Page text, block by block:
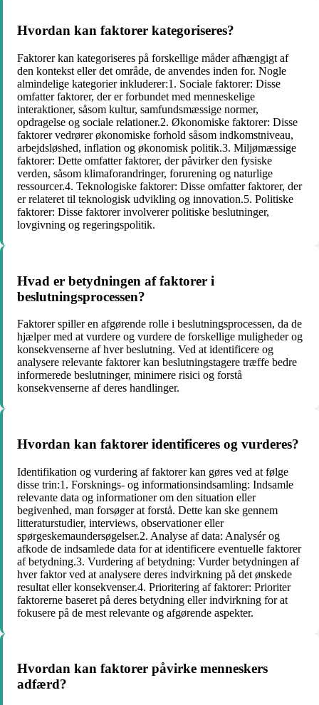
Hvordan kan faktorer kategoriseres?
Faktorer kan kategoriseres på forskellige måder afhængigt af
den kontekst eller det område, de anvendes inden for. Nogle
almindelige kategorier inkluderer:1. Sociale faktorer: Disse
omfatter faktorer, der er forbundet med menneskelige
interaktioner, såsom kultur, samfundsmæssige normer,
opdragelse og sociale relationer.2. Økonomiske faktorer: Disse
faktorer vedrører økonomiske forhold såsom indkomstniveau,
arbejdsløshed, inflation og økonomisk politik.3. Miljømæssige
faktorer: Dette omfatter faktorer, der påvirker den fysiske
verden, såsom klimaforandringer, forurening og naturlige
ressourcer.4. Teknologiske faktorer: Disse omfatter faktorer, der
er relateret til teknologisk udvikling og innovation.5. Politiske
faktorer: Disse faktorer involverer politiske beslutninger,
lovgivning og regeringspolitik.
Hvad er betydningen af faktorer i
beslutningsprocessen?
Faktorer spiller en afgørende rolle i beslutningsprocessen, da de
hjælper med at vurdere og vurdere de forskellige muligheder og
konsekvenserne af hver beslutning. Ved at identificere og
analysere relevante faktorer kan beslutningstagere træffe bedre
informerede beslutninger, minimere risici og forstå
konsekvenserne af deres handlinger.
Hvordan kan faktorer identificeres og vurderes?
Identifikation og vurdering af faktorer kan gøres ved at følge
disse trin:1. Forsknings- og informationsindsamling: Indsamle
relevante data og informationer om den situation eller
begivenhed, man forsøger at forstå. Dette kan ske gennem
litteraturstudier, interviews, observationer eller
spørgeskemaundersøgelser.2. Analyse af data: Analysér og
afkode de indsamlede data for at identificere eventuelle faktorer
af betydning.3. Vurdering af betydning: Vurder betydningen af
hver faktor ved at analysere deres indvirkning på det ønskede
resultat eller konsekvenser.4. Prioritering af faktorer: Prioriter
faktorerne baseret på deres betydning eller indvirkning for at
fokusere på de mest relevante og afgørende aspekter.
Hvordan kan faktorer påvirke menneskers
adfærd?